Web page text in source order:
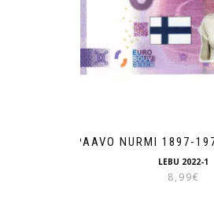
PAAVO NURMI 1897-
LEBU 2022-1
8,99€